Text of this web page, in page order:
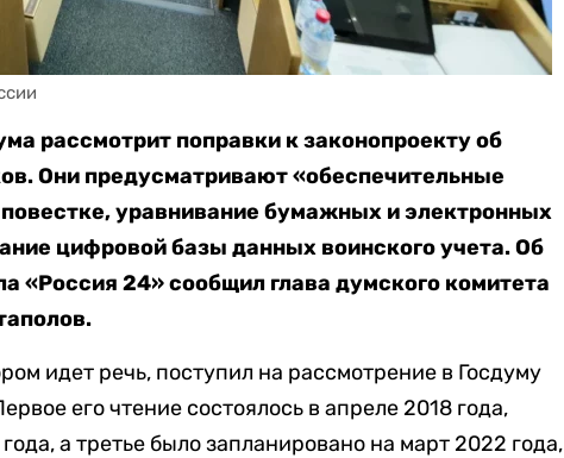
рассмотрит поправки к законопроекту об
Они предусматривают «обеспечительные
уравнивание бумажных и электронных
цифровой базы данных воинского учета. Об
«Россия 24» сообщил глава думского комитета
идет речь, поступил на рассмотрение в Госдуму
его чтение состоялось в апреле 2018 года,
а третье было запланировано на март 2022 года,